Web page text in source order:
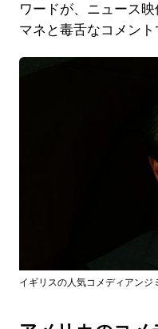
ワードが、ニュース
マネと毒舌なコメント
イギリスの人気コメディアン